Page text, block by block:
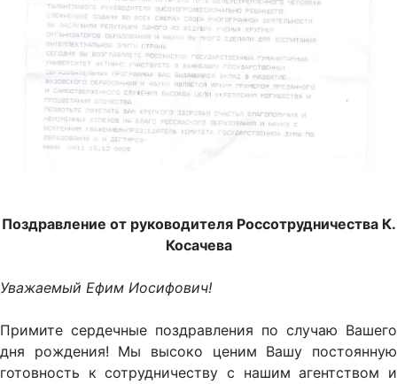
Поздравление от руководителя Россотрудничества К.
Косачева
Уважаемый Ефим Иосифович!
Примите сердечные поздравления по случаю Вашего
дня рождения! Мы высоко ценим Вашу постоянную
готовность к сотрудничеству с нашим агентством и